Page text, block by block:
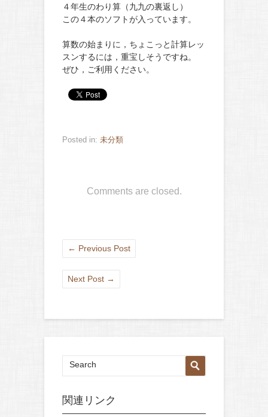
４年生のわり算（九九の裏返し）
この４本のソフトが入っています。
算数の始まりに，ちょこっと計算レッ
スンするには，重宝しそうですね。
ぜひ，ご利用ください。
Posted in: 未分類
Comments are closed.
← Previous Post
Next Post →
関連リンク